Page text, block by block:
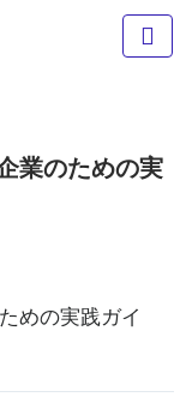
業のための実
めの実践ガイ